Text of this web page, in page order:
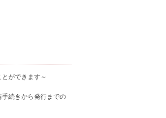
ができます～
続きから発行までの